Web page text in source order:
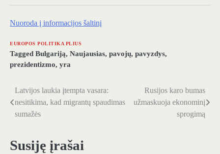
Nuoroda į informacijos šaltinį
EUROPOS POLITIKA PLIUS
Tagged Bulgariją, Naujausias, pavojų, pavyzdys,
prezidentizmo, yra
Navigacija
tarp
Latvijos laukia įtempta vasara:
nesitikima, kad migrantų spaudimas
sumažės
Rusijos karo bumas
užmaskuoja ekonominį
sprogimą
Susiję įrašai